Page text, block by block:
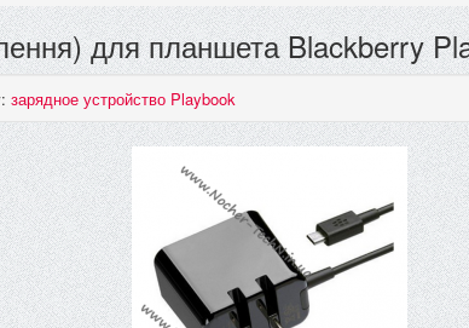
для планшета Blackberry
зарядное устройство Playbook